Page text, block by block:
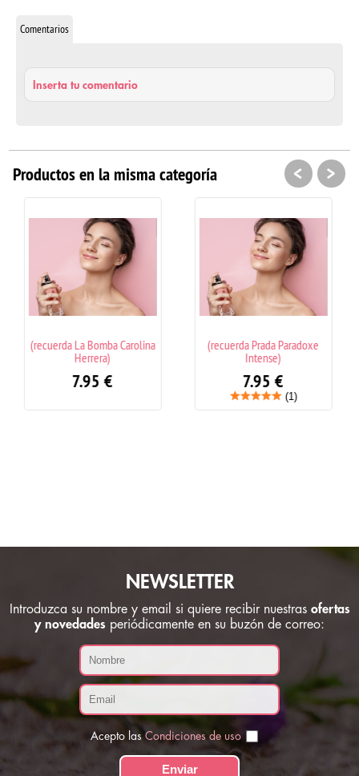
Comentarios
Inserta tu comentario
Productos en la misma categoría
(recuerda Prada Paradoxe
Intense)
7.95
(recuerda Kaos Tous)
7.95
< >
NEWSLETTER
Introduzca su nombre y email si quiere recibir nuestras ofertas
y novedades periódicamente en su buzón de correo:
Acepto las Condiciones de uso